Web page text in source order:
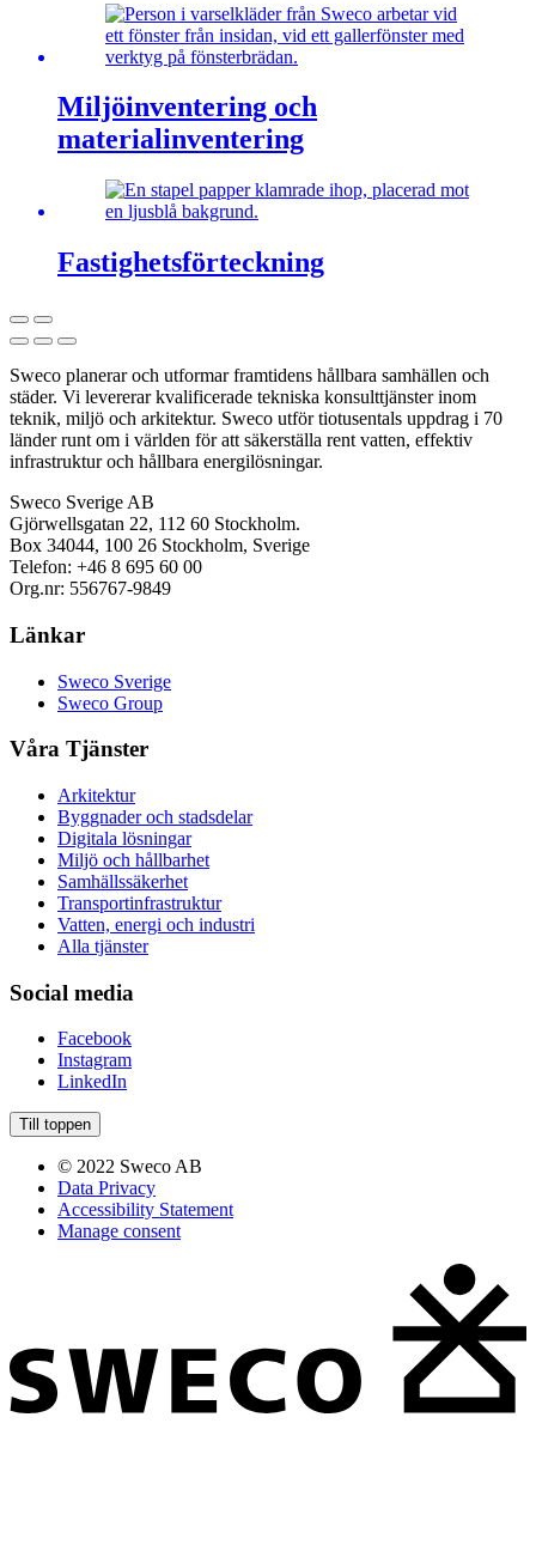
Miljöinventering och
materialinventering
Fastighetsförteckning
Sweco planerar och utformar framtidens hållbara samhällen och
städer. Vi levererar kvalificerade tekniska konsulttjänster inom
teknik, miljö och arkitektur. Sweco utför tiotusentals uppdrag i 70
länder runt om i världen för att säkerställa rent vatten, effektiv
infrastruktur och hållbara energilösningar.
Sweco Sverige AB
Gjörwellsgatan 22, 112 60 Stockholm.
Box 34044, 100 26 Stockholm, Sverige
Telefon: +46 8 695 60 00
Org.nr: 556767-9849
Länkar
Sweco Sverige
Sweco Group
Våra Tjänster
Arkitektur
Byggnader och stadsdelar
Digitala lösningar
Miljö och hållbarhet
Samhällssäkerhet
Transportinfrastruktur
Vatten, energi och industri
Alla tjänster
Social media
Facebook
Instagram
LinkedIn
Till toppen
© 2022 Sweco AB
Data Privacy
Accessibility Statement
Manage consent